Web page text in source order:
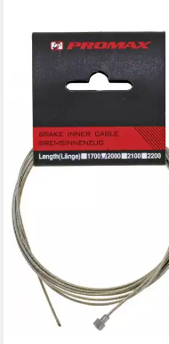
PROMAX
Bremszug PROMAX
für Bremsen RACE 1.5 x
11,80 €
lieferbar - in 8-10 Werktagen bei
dir